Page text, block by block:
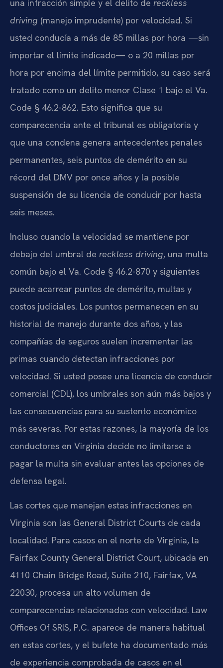
una infracción simple y el delito de reckless
driving (manejo imprudente) por velocidad. Si
usted conducía a más de 85 millas por hora —sin
importar el límite indicado— o a 20 millas por
hora por encima del límite permitido, su caso será
tratado como un delito menor Clase 1 bajo el Va.
Code § 46.2-862. Esto significa que su
comparecencia ante el tribunal es obligatoria y
que una condena genera antecedentes penales
permanentes, seis puntos de demérito en su
récord del DMV por once años y la posible
suspensión de su licencia de conducir por hasta
seis meses.
Incluso cuando la velocidad se mantiene por
debajo del umbral de reckless driving, una multa
común bajo el Va. Code § 46.2-870 y siguientes
puede acarrear puntos de demérito, multas y
costos judiciales. Los puntos permanecen en su
historial de manejo durante dos años, y las
compañías de seguros suelen incrementar las
primas cuando detectan infracciones por
velocidad. Si usted posee una licencia de conducir
comercial (CDL), los umbrales son aún más bajos y
las consecuencias para su sustento económico
más severas. Por estas razones, la mayoría de los
conductores en Virginia decide no limitarse a
pagar la multa sin evaluar antes las opciones de
defensa legal.
Las cortes que manejan estas infracciones en
Virginia son las General District Courts de cada
localidad. Para casos en el norte de Virginia, la
Fairfax County General District Court, ubicada en
4110 Chain Bridge Road, Suite 210, Fairfax, VA
22030, procesa un alto volumen de
comparecencias relacionadas con velocidad. Law
Offices Of SRIS, P.C. aparece de manera habitual
en estas cortes, y el bufete ha documentado más
de experiencia comprobada de casos en el